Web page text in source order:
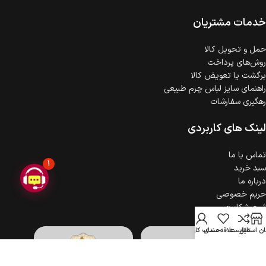
گارانتی معتبر برای تمامی محصولات ارائه می‌شود.خدمات مشتریان
حمل‌ و تحویل کالا
روش‌های پرداخت
برگشت یا تعویض کالا
راهنمای سایز لباس چرم طبیعی
رهگیری سفارشات
لینک های کاربردی
تماس با ما
سبد خرید
درباره ما
حریم خصوصی
ثبت شکایت
استایلمقایسهعلاقه مندی
حساب کاربری
1